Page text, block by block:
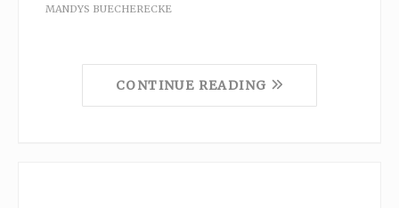
MANDYS BUECHERECKE
CONTINUE READING